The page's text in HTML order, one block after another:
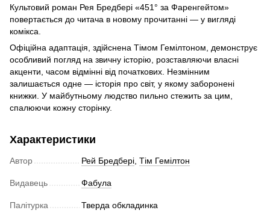
Культовий роман Рея Бредбері «451° за Фаренгейтом»
повертається до читача в новому прочитанні — у вигляді
комікса.
Офіційна адаптація, здійснена Тімом Гемілтоном, демонструє
особливий погляд на звичну історію, розставляючи власні
акценти, часом відмінні від початкових. Незмінним
залишається одне — історія про світ, у якому заборонені
книжки. У майбутньому людство пильно стежить за цим,
спалюючи кожну сторінку.
Характеристики
Автор Рей Бредбері, Тім Гемілтон
Видавець Фабула
Палітурка Тверда обкладинка